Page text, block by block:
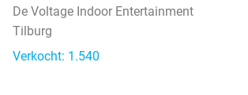
De Voltage Indoor Entertainment
Tilburg
Verkocht: 1.540